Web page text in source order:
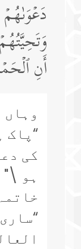
أَنِ
“پاک
کی
ہو \"